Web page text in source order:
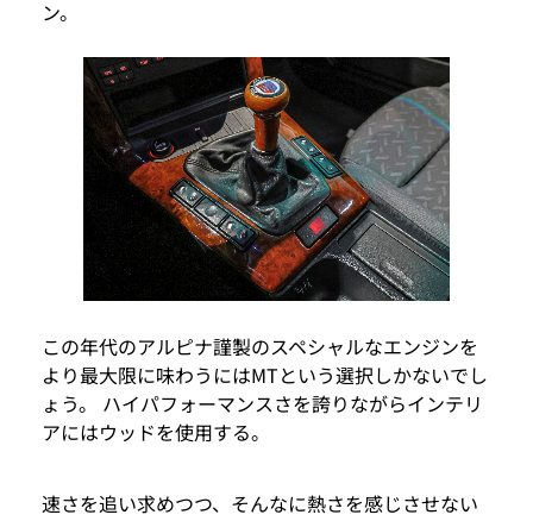
ン。
この年代のアルピナ謹製のスペシャルなエンジンを
より最大限に味わうにはMTという選択しかないでし
ょう。 ハイパフォーマンスさを誇りながらインテリ
アにはウッドを使用する。
速さを追い求めつつ、そんなに熱さを感じさせない